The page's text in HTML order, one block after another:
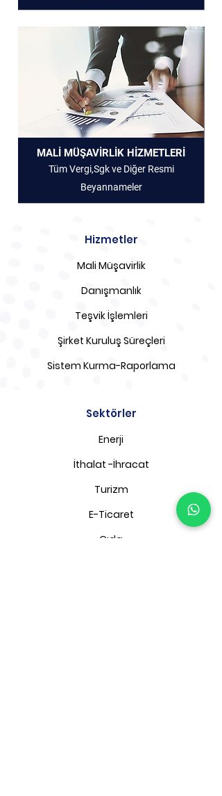
MALİ MÜŞAVİRLİK HİZMETLERİ
Tüm Vergi,Sgk ve Diğer Resmi
Beyannameler
Hizmetler
Mali Müşavirlik
Danışmanlık
Teşvik İşlemleri
Şirket Kuruluş Süreçleri
Sistem Kurma-Raporlama
Sektörler
Enerji
İthalat -İhracat
Turizm
E-Ticaret
Gıda